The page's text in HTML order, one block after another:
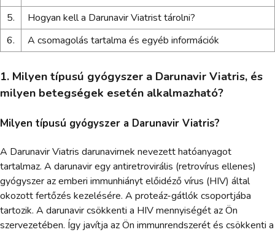
5.
Hogyan kell a Darunavir Viatrist tárolni?
6.
A csomagolás tartalma és egyéb információk
1. Milyen típusú gyógyszer a Darunavir Viatris, és
milyen betegségek esetén alkalmazható?
Milyen típusú gyógyszer a Darunavir Viatris?
A Darunavir Viatris darunavirnek nevezett hatóanyagot
tartalmaz. A darunavir egy antiretrovirális (retrovírus ellenes)
gyógyszer az emberi immunhiányt előidéző vírus (HIV) által
okozott fertőzés kezelésére. A proteáz-gátlók csoportjába
tartozik. A darunavir csökkenti a HIV mennyiségét az Ön
szervezetében. Így javítja az Ön immunrendszerét és csökkenti a